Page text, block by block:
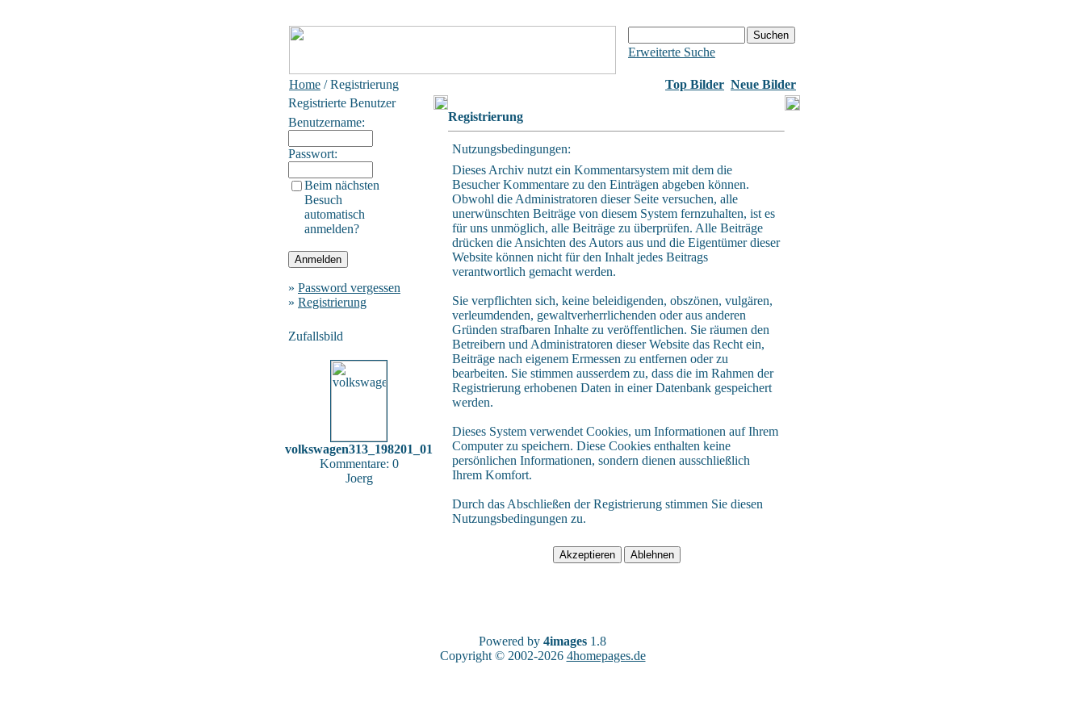
Erweiterte Suche
Home / Registrierung Top Bilder Neue Bilder
Registrierte Benutzer
Benutzername:
Passwort:
Beim nächsten
Besuch
automatisch
anmelden?
» Password vergessen
» Registrierung
Zufallsbild
volkswagen313_198201_01
Kommentare: 0
Joerg
Registrierung
Nutzungsbedingungen:
Dieses Archiv nutzt ein Kommentarsystem mit dem die
Besucher Kommentare zu den Einträgen abgeben können.
Obwohl die Administratoren dieser Seite versuchen, alle
unerwünschten Beiträge von diesem System fernzuhalten, ist es
für uns unmöglich, alle Beiträge zu überprüfen. Alle Beiträge
drücken die Ansichten des Autors aus und die Eigentümer dieser
Website können nicht für den Inhalt jedes Beitrags
verantwortlich gemacht werden.
Sie verpflichten sich, keine beleidigenden, obszönen, vulgären,
verleumdenden, gewaltverherrlichenden oder aus anderen
Gründen strafbaren Inhalte zu veröffentlichen. Sie räumen den
Betreibern und Administratoren dieser Website das Recht ein,
Beiträge nach eigenem Ermessen zu entfernen oder zu
bearbeiten. Sie stimmen ausserdem zu, dass die im Rahmen der
Registrierung erhobenen Daten in einer Datenbank gespeichert
werden.
Dieses System verwendet Cookies, um Informationen auf Ihrem
Computer zu speichern. Diese Cookies enthalten keine
persönlichen Informationen, sondern dienen ausschließlich
Ihrem Komfort.
Durch das Abschließen der Registrierung stimmen Sie diesen
Nutzungsbedingungen zu.
Powered by 4images 1.8
Copyright © 2002-2026 4homepages.de